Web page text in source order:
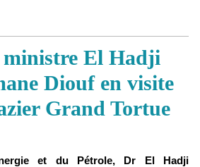
ministre El Hadji
Diouf en visite
Grand Tortue
et du Pétrole, Dr El Hadji